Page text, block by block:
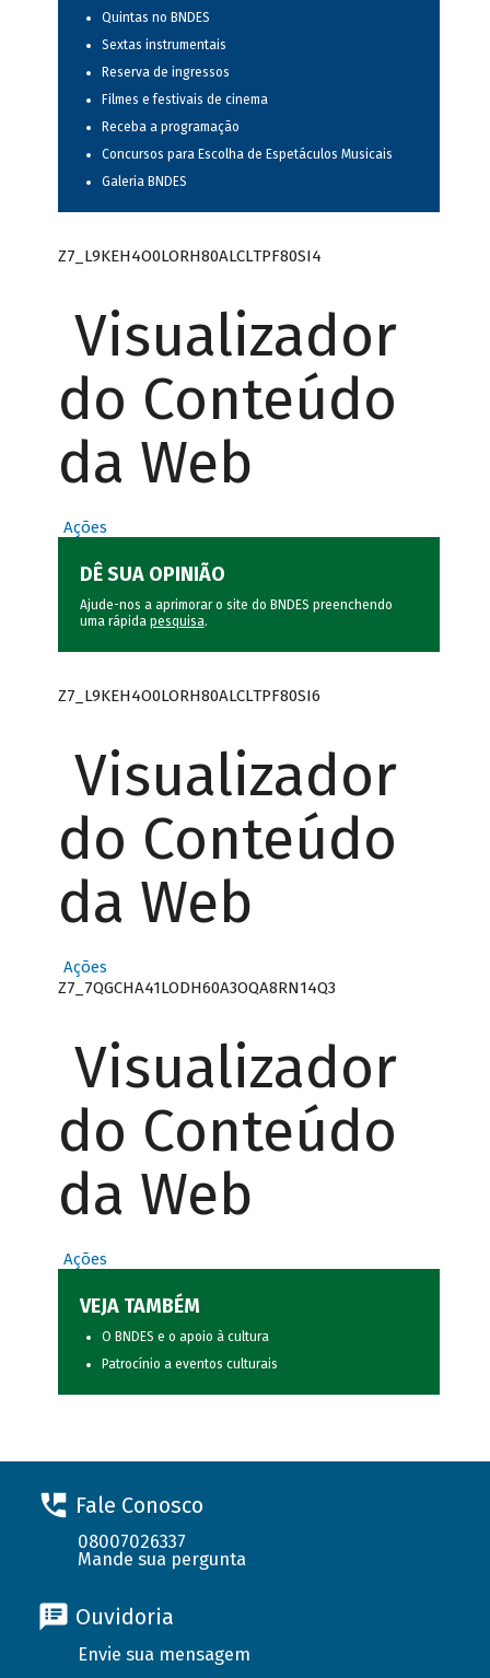
Quintas no BNDES
Sextas instrumentais
Reserva de ingressos
Filmes e festivais de cinema
Receba a programação
Concursos para Escolha de Espetáculos Musicais
Galeria BNDES
Z7_L9KEH4O0LORH80ALCLTPF80SI4
Visualizador
do Conteúdo
da Web
Ações
DÊ SUA OPINIÃO
Ajude-nos a aprimorar o site do BNDES preenchendo
uma rápida pesquisa.
Z7_L9KEH4O0LORH80ALCLTPF80SI6
Visualizador
do Conteúdo
da Web
Ações
Z7_7QGCHA41LODH60A3OQA8RN14Q3
Visualizador
do Conteúdo
da Web
Ações
VEJA TAMBÉM
O BNDES e o apoio à cultura
Patrocínio a eventos culturais
Fale Conosco
08007026337
Mande sua pergunta
Ouvidoria
Envie sua mensagem